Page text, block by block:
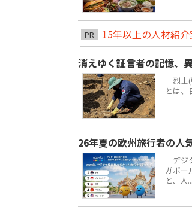
PR
15年以上の人材紹介
消えゆく証言者の記憶、
烈士(
とは
26年夏の欧州旅行者の人
デジ
ガポー
と、人...